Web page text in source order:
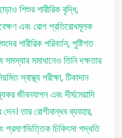
শিশুর শারীরিক বৃদ্ধি,
এবং রোগ প্রতিরোধমূলক
শারীরিক পরিবর্তন, পুষ্টিগত
সমস্যার সমাধানেও তিনি দক্ষতার
স্বাস্থ্য পরীক্ষা, টিকাদান
জীবনযাপন এবং দীর্ঘমেয়াদি
তার রোগীবান্ধব ব্যবহার,
চিকিৎসা পদ্ধতি